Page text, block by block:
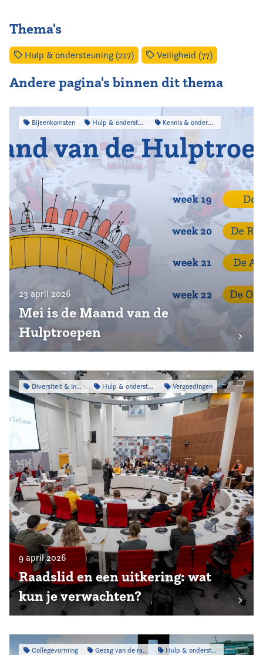
Thema's
Hulp & ondersteuning (217) Veiligheid (77)
Andere pagina's binnen dit thema
Bijeenkomsten Hulp & ondersteuning Kennis & onderzoek
23 april 2026
Mei is de Maand van de
Hulptroepen
Diversiteit & Inclusiviteit Hulp & ondersteuning Vergoedingen
9 april 2026
Raadslid en een uitkering: wat
kun je verwachten?
Collegevorming Gezag van de raad Hulp & ondersteuning